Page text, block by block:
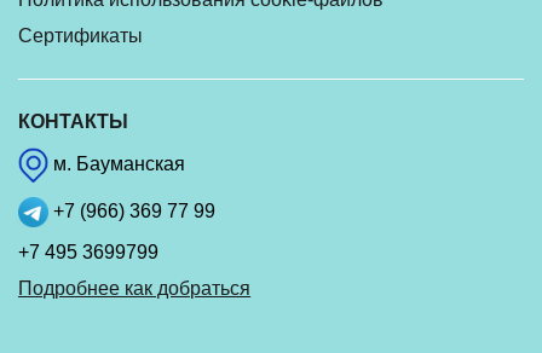
Сертификаты
КОНТАКТЫ
м. Бауманская
+7 (966) 369 77 99
+7 495 3699799
Подробнее как добраться